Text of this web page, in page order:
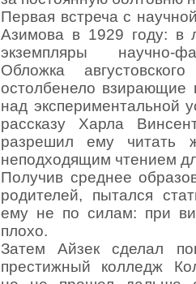
Первая встреча с
Азимова в 1929 году: в
экземпляры научно-
Обложка
остолбенело
над экспериментальной
рассказу Харла
разрешил ему читать
неподходящим чтением
Получив среднее
родителей, пытался
ему не по силам: при
плохо.
Затем Айзек сделал
престижный колледж